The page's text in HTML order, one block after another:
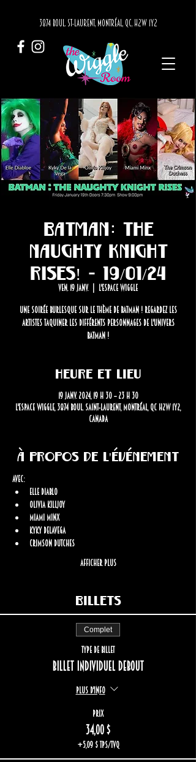
3874 BOUL. ST-LAURENT, MONTRÉAL, QC, H2W 1Y2
Batman: The
Naughty Knight
Rises! - 19/01/24
ven. 19 janv.
  |
L'espace Wiggle
Une soirée burlesque sur le thème de Batman ! Regardez les
artistes taquiner les différents personnages de l'univers
Batman !
Heure et lieu
19 janv. 2024, 19 h 30 – 23 h 30
L'espace Wiggle, 3874 Boul. Saint-Laurent, Montréal, QC H2W 1Y2,
Canada
À propos de l'événement
Avec:
Elle Diablo
Olivia Killjoy
Miami Minx
KyKy Delavega
Crimson Dutches
Afficher plus
Billets
Complet
Type de billet
Billet individuel debout
Plus d'info
Prix
34,00 $
+5,09 $ TPS/TVQ